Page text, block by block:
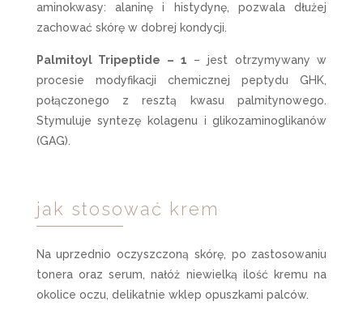
aminokwasy: alaninę i histydynę, pozwala dłużej
zachować skórę w dobrej kondycji.
Palmitoyl Tripeptide – 1 – jest otrzymywany w
procesie modyfikacji chemicznej peptydu GHK,
połączonego z resztą kwasu palmitynowego.
Stymuluje syntezę kolagenu i glikozaminoglikanów
(GAG).
jak stosować krem
Na uprzednio oczyszczoną skórę, po zastosowaniu
tonera oraz serum, nałóż niewielką ilość kremu na
okolice oczu, delikatnie wklep opuszkami palców.